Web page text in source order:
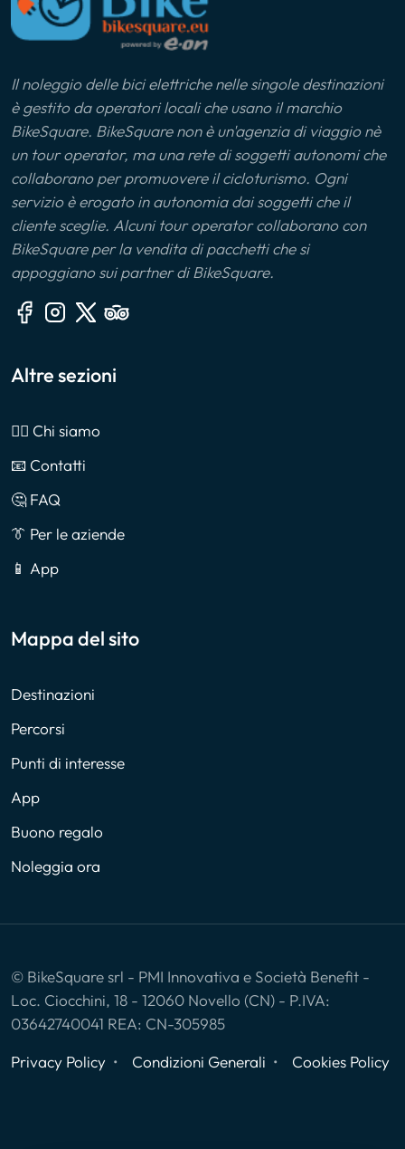
Il noleggio delle bici elettriche nelle singole destinazioni
è gestito da operatori locali che usano il marchio
BikeSquare. BikeSquare non è un'agenzia di viaggio nè
un tour operator, ma una rete di soggetti autonomi che
collaborano per promuovere il cicloturismo. Ogni
servizio è erogato in autonomia dai soggetti che il
cliente sceglie. Alcuni tour operator collaborano con
BikeSquare per la vendita di pacchetti che si
appoggiano sui partner di BikeSquare.
Altre sezioni
🙎‍♂️ Chi siamo
📧 Contatti
🤔 FAQ
👔 Per le aziende
📱 App
Mappa del sito
Destinazioni
Percorsi
Punti di interesse
App
Buono regalo
Noleggia ora
© BikeSquare srl - PMI Innovativa e Società Benefit -
Loc. Ciocchini, 18 - 12060 Novello (CN) - P.IVA:
03642740041 REA: CN-305985
Privacy Policy
Condizioni Generali Cookies Policy